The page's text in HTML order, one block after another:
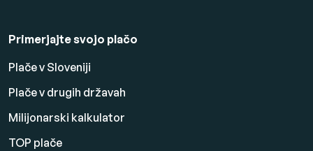
Primerjajte svojo plačo
Plače v Sloveniji
Plače v drugih državah
Milijonarski kalkulator
TOP plače